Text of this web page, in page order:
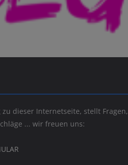
dieser Internetseite, stellt Fragen,
... wir freuen uns: